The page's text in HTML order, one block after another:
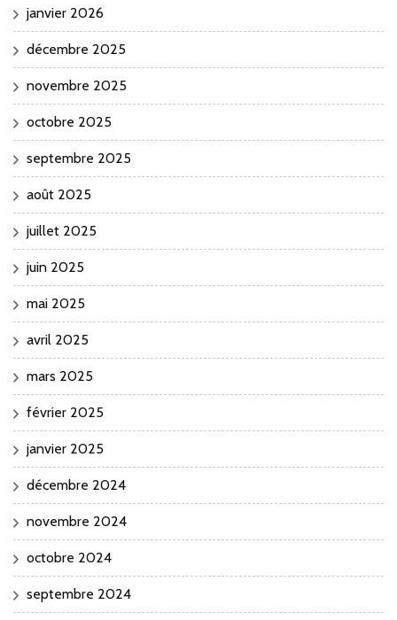
janvier 2026
décembre 2025
novembre 2025
octobre 2025
septembre 2025
août 2025
juillet 2025
juin 2025
mai 2025
avril 2025
mars 2025
février 2025
janvier 2025
décembre 2024
novembre 2024
octobre 2024
septembre 2024